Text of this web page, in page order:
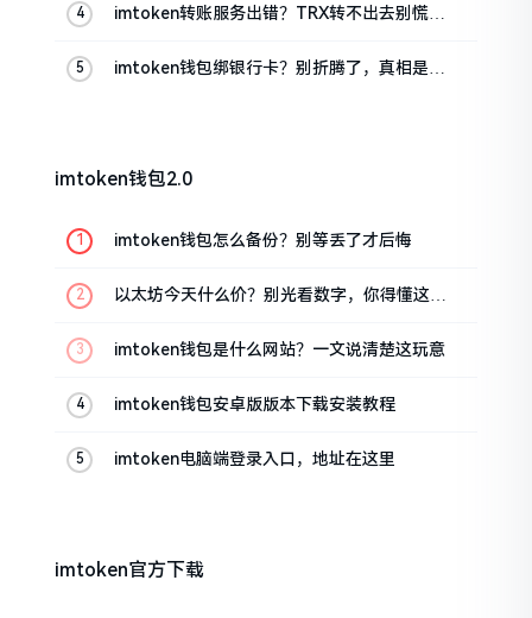
imtoken转账服务出错？TRX转不出去别慌，
imtoken钱包绑银行卡？别折腾了，真相是这
imtoken钱包2.0
imtoken钱包怎么备份？别等丢了才后悔
以太坊今天什么价？别光看数字，你得懂这几
imtoken钱包是什么网站？一文说清楚这玩意
imtoken钱包安卓版版本下载安装教程
imtoken电脑端登录入口，地址在这里
imtoken官方下载